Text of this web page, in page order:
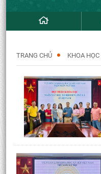
TRANG CHỦ KHOA HỌC